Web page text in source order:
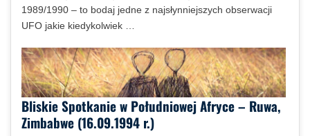
1989/1990 – to bodaj jedne z najsłynniejszych obserwacji
UFO jakie kiedykolwiek …
Bliskie Spotkanie w Południowej Afryce – Ruwa,
Zimbabwe (16.09.1994 r.)